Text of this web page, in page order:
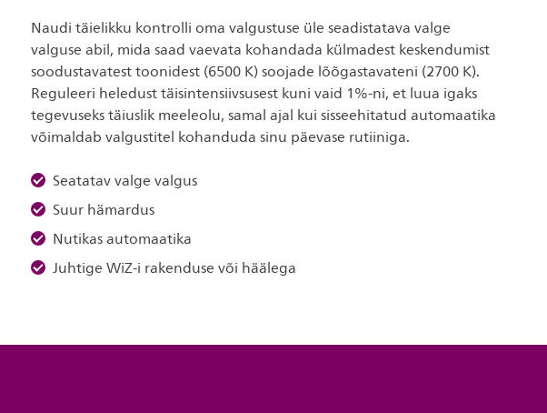
Naudi täielikku kontrolli oma valgustuse üle seadistatava valge
valguse abil, mida saad vaevata kohandada külmadest keskendumist
soodustavatest toonidest (6500 K) soojade lõõgastavateni (2700 K).
Reguleeri heledust täisintensiivsusest kuni vaid 1%-ni, et luua igaks
tegevuseks täiuslik meeleolu, samal ajal kui sisseehitatud automaatika
võimaldab valgustitel kohanduda sinu päevase rutiiniga.
Seatatav valge valgus
Suur hämardus
Nutikas automaatika
Juhtige WiZ-i rakenduse või häälega